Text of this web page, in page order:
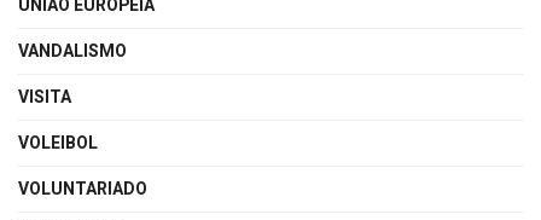
UNIÃO EUROPEIA
VANDALISMO
VISITA
VOLEIBOL
VOLUNTARIADO